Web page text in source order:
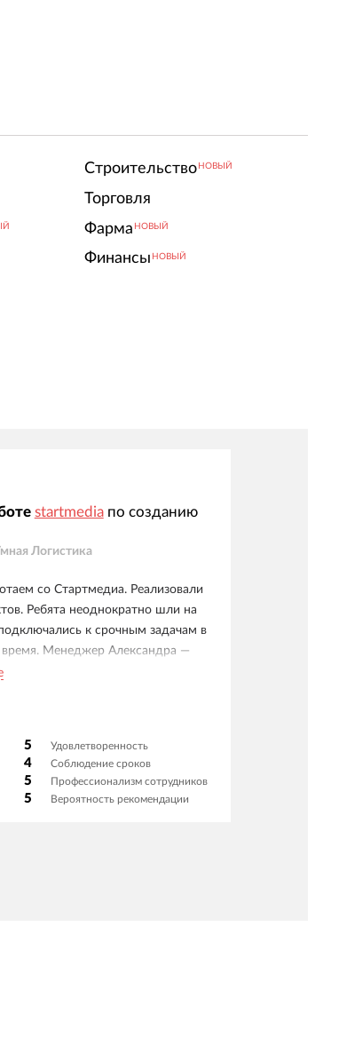
Строительство НОВЫЙ
Торговля
Фарма НОВЫЙ
Финансы НОВЫЙ
startmediaпо созданию
Логистика
со Стартмедиа. Реализовали
Ребята неоднократно шли на
к срочным задачам в
время. Менеджер Александра —
ей за качественный
5 Удовлетворенность
4 Соблюдение сроков
5 Профессионализм сотрудников
5 Вероятность рекомендации